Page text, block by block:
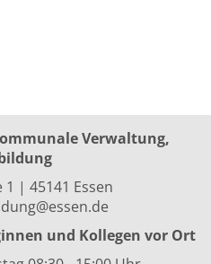
Verwaltung,
| 45141 Essen
und Kollegen vor Ort